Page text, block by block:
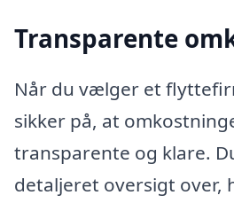
Transparente
Når du vælger et
sikker på, at
transparente og klare.
detaljeret oversigt over,